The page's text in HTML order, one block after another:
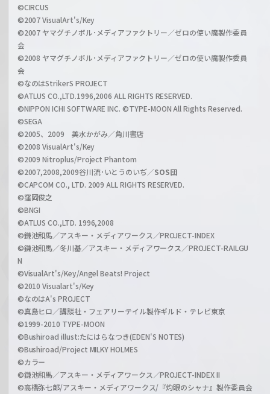
a
r
z
i
l
h
a
n
l
©CIRCUS
©2007 VisualArt's/Key
©2007 ヤマグチノボル･メディアファクトリー／ゼロの使い魔製作委員
会
©2008 ヤマグチノボル･メディアファクトリー／ゼロの使い魔製作委員
会
©なのはStrikerS PROJECT
©ATLUS CO.,LTD.1996,2006 ALL RIGHTS RESERVED.
©NIPPON ICHI SOFTWARE INC. ©TYPE-MOON All Rights Reserved.
©SEGA
©2005、2009 美水かがみ／角川書店
©2008 VisualArt's/Key
©2009 Nitroplus/Project Phantom
©2007,2008,2009谷川流･いとうのいぢ／SOS団
©CAPCOM CO., LTD. 2009 ALL RIGHTS RESERVED.
©窪岡俊之
©BNGI
©ATLUS CO.,LTD. 1996,2008
©鎌池和馬／アスキー・メディアワークス／PROJECT-INDEX
©鎌池和馬／冬川基／アスキー・メディアワークス／PROJECT-RAILGU
N
©VisualArt's/Key/Angel Beats! Project
©2010 Visualart's/Key
©なのはA's PROJECT
©真島ヒロ／講談社・フェアリーテイル製作ギルド・テレビ東京
©1999-2010 TYPE-MOON
©Bushiroad illust:たにはらなつき(EDEN'S NOTES)
©Bushiroad/Project MILKY HOLMES
©カラー
©鎌池和馬／アスキー・メディアワークス／PROJECT-INDEX II
©高橋弥七郎/アスキー・メディアワークス/『灼眼のシャナ』製作委員会